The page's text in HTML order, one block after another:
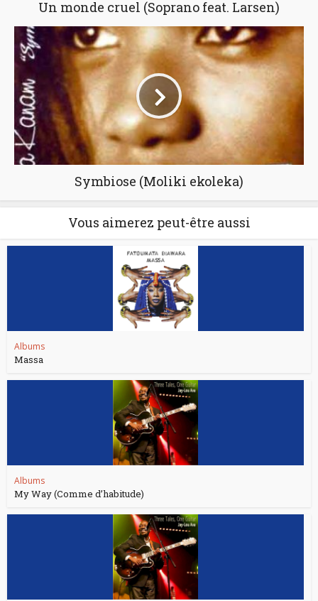
Un monde cruel (Soprano feat. Larsen)
Symbiose (Moliki ekoleka)
Vous aimerez peut-être aussi
Albums
Massa
Albums
My Way (Comme d’habitude)